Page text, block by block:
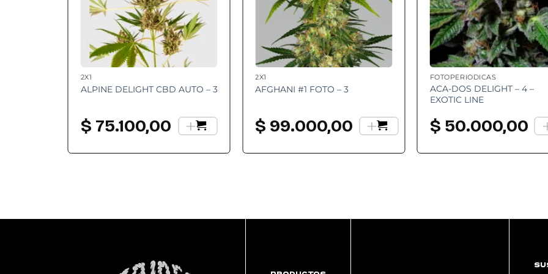
2X1
ALPINE DELIGHT CBD AUTO – 3
$ 75.100,00 +
2X1
AFGHANI #1 FOTO – 3
$ 99.000,00 +
FOTOPERIÓDICAS
ACA-DOS DELIGHT – 4 –
EXOTIC LINE
$ 50.000,00